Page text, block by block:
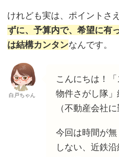
けれども実は、ポイントさ
ずに、予算内で、希望に有
は結構カンタンなんです。
白戸ちゃん
こんにちは！
物件さがし隊」
（不動産会社
今回は時間が
しない、近鉄